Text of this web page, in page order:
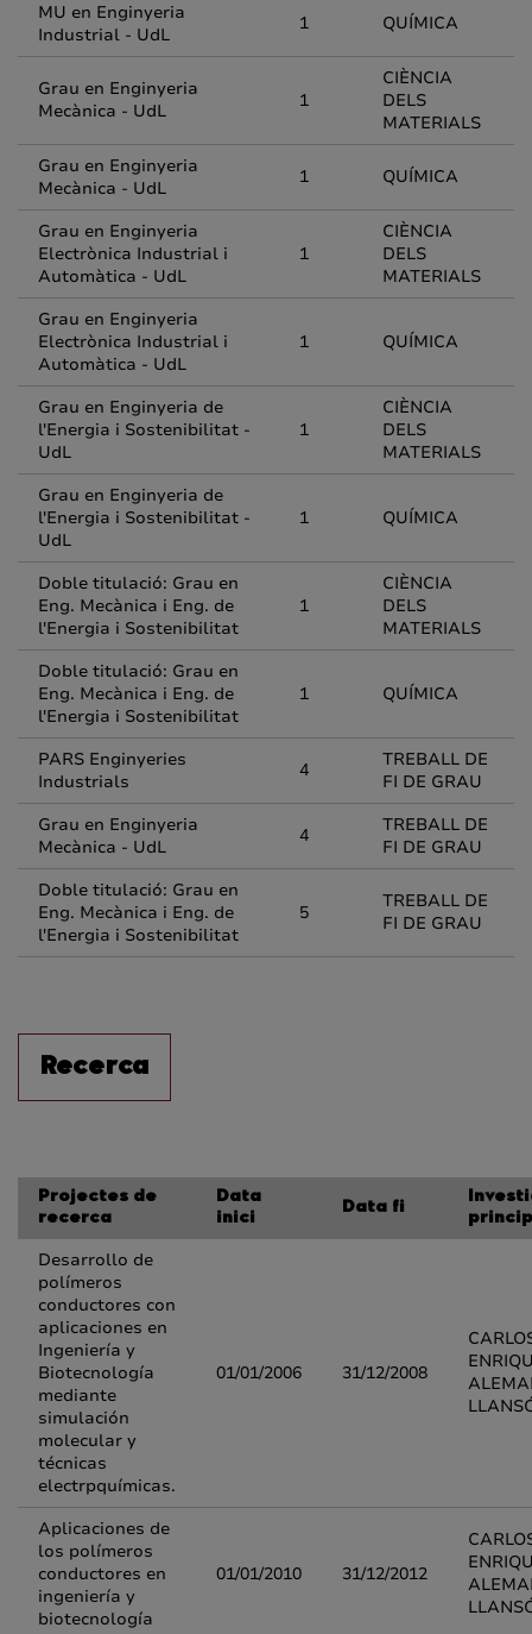
MU en Enginyeria
Industrial - UdL
1 QUÍMICA
Grau en Enginyeria
Mecànica - UdL
1
CIÈNCIA
DELS
MATERIALS
Grau en Enginyeria
Mecànica - UdL
1 QUÍMICA
Grau en Enginyeria
Electrònica Industrial i
Automàtica - UdL
1
CIÈNCIA
DELS
MATERIALS
Grau en Enginyeria
Electrònica Industrial i
Automàtica - UdL
1 QUÍMICA
Grau en Enginyeria de
l'Energia i Sostenibilitat -
UdL
1
CIÈNCIA
DELS
MATERIALS
Grau en Enginyeria de
l'Energia i Sostenibilitat -
UdL
1 QUÍMICA
Doble titulació: Grau en
Eng. Mecànica i Eng. de
l'Energia i Sostenibilitat
1
CIÈNCIA
DELS
MATERIALS
Doble titulació: Grau en
Eng. Mecànica i Eng. de
l'Energia i Sostenibilitat
1 QUÍMICA
PARS Enginyeries
Industrials
4
TREBALL DE
FI DE GRAU
Grau en Enginyeria
Mecànica - UdL
4
TREBALL DE
FI DE GRAU
Doble titulació: Grau en
Eng. Mecànica i Eng. de
l'Energia i Sostenibilitat
5
TREBALL DE
FI DE GRAU
Recerca
Projectes de
recerca
Data
inici
Data fi
Desarrollo de
polímeros
conductores con
aplicaciones en
Ingeniería y
Biotecnología
mediante
simulación
molecular y
técnicas
electrpquímicas.
01/01/2006 31/12/2008
Aplicaciones de
los polímeros
conductores en
ingeniería y
biotecnología
01/01/2010 31/12/2012